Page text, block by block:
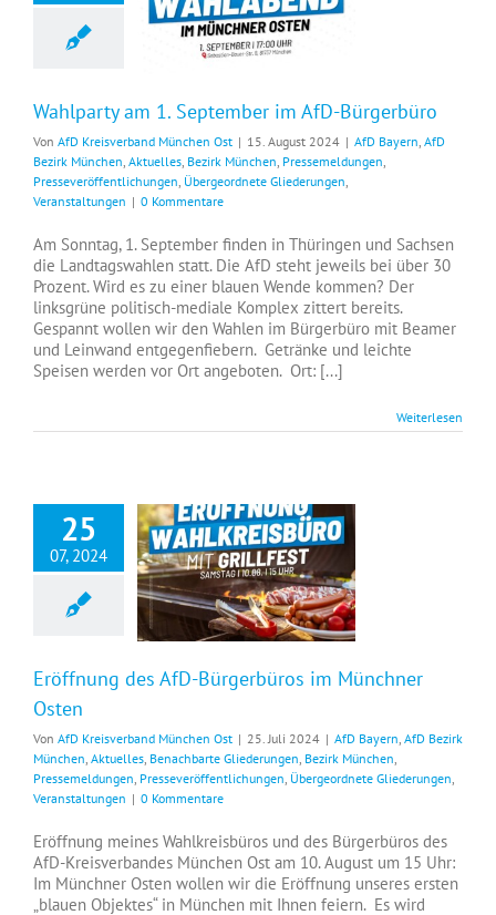
Wahlparty am 1. September im AfD-Bürgerbüro
Von AfD Kreisverband München Ost | 15. August 2024 | AfD Bayern, AfD
Bezirk München, Aktuelles, Bezirk München, Pressemeldungen,
Presseveröffentlichungen, Übergeordnete Gliederungen,
Veranstaltungen | 0 Kommentare
Am Sonntag, 1. September finden in Thüringen und Sachsen
die Landtagswahlen statt. Die AfD steht jeweils bei über 30
Prozent. Wird es zu einer blauen Wende kommen? Der
linksgrüne politisch-mediale Komplex zittert bereits.
Gespannt wollen wir den Wahlen im Bürgerbüro mit Beamer
und Leinwand entgegenfiebern. Getränke und leichte
Speisen werden vor Ort angeboten. Ort: [...]
Weiterlesen
25
07, 2024
Eröffnung des AfD-Bürgerbüros im Münchner
Osten
Von AfD Kreisverband München Ost | 25. Juli 2024 | AfD Bayern, AfD Bezirk
München, Aktuelles, Benachbarte Gliederungen, Bezirk München,
Pressemeldungen, Presseveröffentlichungen, Übergeordnete Gliederungen,
Veranstaltungen | 0 Kommentare
Eröffnung meines Wahlkreisbüros und des Bürgerbüros des
AfD-Kreisverbandes München Ost am 10. August um 15 Uhr:
Im Münchner Osten wollen wir die Eröffnung unseres ersten
„blauen Objektes“ in München mit Ihnen feiern. Es wird